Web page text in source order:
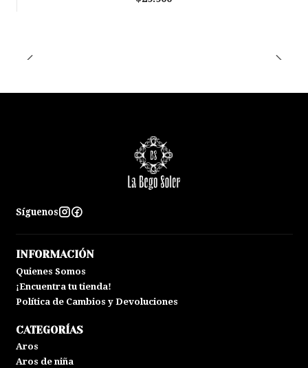
Síguenos
INFORMACIÓN
Quienes Somos
¡Encuentra tu tienda!
Política de Cambios y Devoluciones
CATEGORÍAS
Aros
Aros de niña